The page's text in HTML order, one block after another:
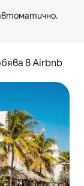
в Airbnb